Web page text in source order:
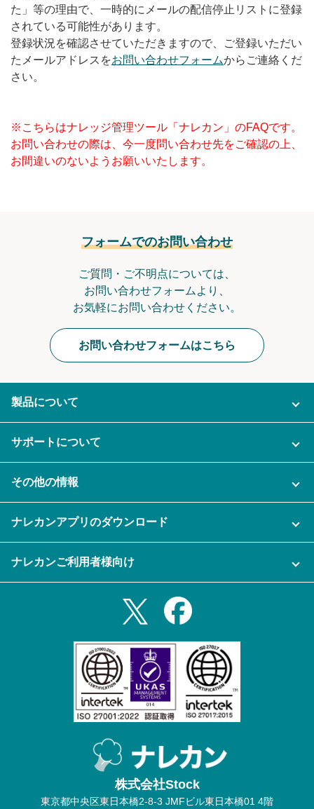
た」等の理由で、一時的にメールの配信停止リストに登録
されている可能性があります。
登録状況を確認させていただきますので、ご登録いただい
たメールアドレスをお問い合わせフォームからご連絡くだ
さい。
※こちらはナレッジ管理ツール「ナレカン」のFAQです。
お問い合わせの際は、今一度問い合わせ先をご確認の上、
お間違いのないようお願いいたします。
フォームでのお問い合わせ
ご質問・ご不明点については、
お問い合わせフォームより、
お気軽にお問い合わせください。
お問い合わせフォームはこちら
製品について
ご利用企業様の声
セキュリティ
資料をダウンロードする
メール自動転送機能
ナレカンの紹介動画
サポートについて
充実サポート
その他の情報
セミナー一覧
プライバシーポリシー
ナレカンアプリのダウンロード
Androidタブレットアプリ
ナレカンご利用者様向け
株式会社Stock
東京都中央区東日本橋2-8-3 JMFビル東日本橋01 4階